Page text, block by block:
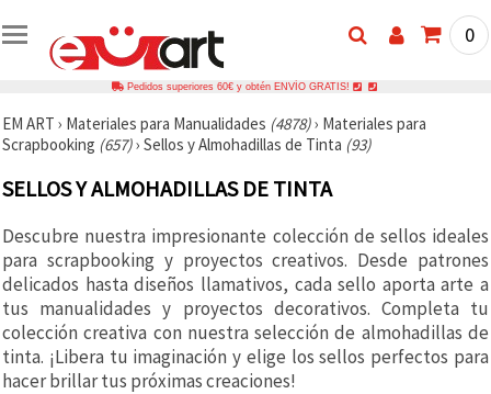
0
Pedidos superiores 60€ y obtén ENVÍO GRATIS!
EM ART › Materiales para Manualidades (4878)› Materiales para
Scrapbooking (657)› Sellos y Almohadillas de Tinta (93)
SELLOS Y ALMOHADILLAS DE TINTA
Descubre nuestra impresionante colección de sellos ideales
para scrapbooking y proyectos creativos. Desde patrones
delicados hasta diseños llamativos, cada sello aporta arte a
tus manualidades y proyectos decorativos. Completa tu
colección creativa con nuestra selección de almohadillas de
tinta. ¡Libera tu imaginación y elige los sellos perfectos para
hacer brillar tus próximas creaciones!